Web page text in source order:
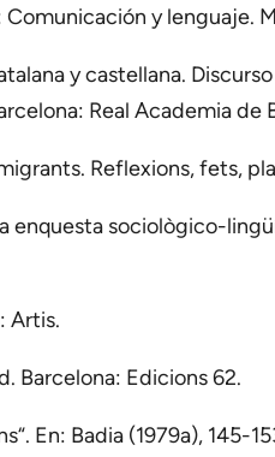
y lenguaje.
y castellana.
Real Academia de
Reflexions, fets,
sociològico-
Artis.
Barcelona: Edicions 62.
En: Badia (1979a), 145-